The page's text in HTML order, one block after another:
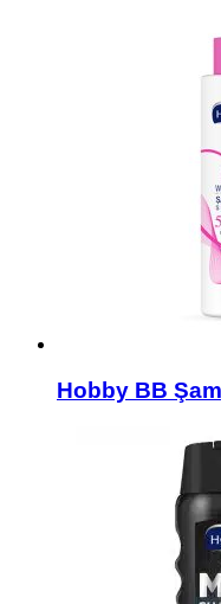
Hobby BB